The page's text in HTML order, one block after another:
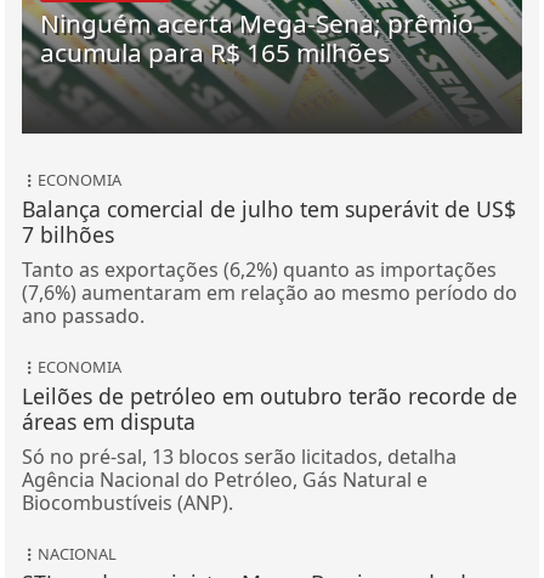
Ninguém acerta Mega-Sena; prêmio
acumula para R$ 165 milhões
ECONOMIA
Balança comercial de julho tem superávit de US$
7 bilhões
Tanto as exportações (6,2%) quanto as importações
(7,6%) aumentaram em relação ao mesmo período do
ano passado.
ECONOMIA
Leilões de petróleo em outubro terão recorde de
áreas em disputa
Só no pré-sal, 13 blocos serão licitados, detalha
Agência Nacional do Petróleo, Gás Natural e
Biocombustíveis (ANP).
NACIONAL